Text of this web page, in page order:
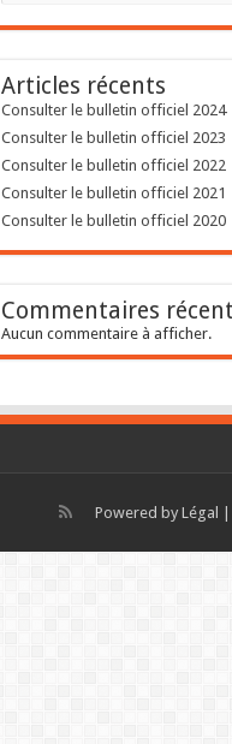
Articles récents
Consulter le bulletin officiel 2024
Consulter le bulletin officiel 2023
Consulter le bulletin officiel 2022
Consulter le bulletin officiel 2021
Consulter le bulletin officiel 2020
Commentaires
Aucun commentaire à afficher.
Powered by Légal